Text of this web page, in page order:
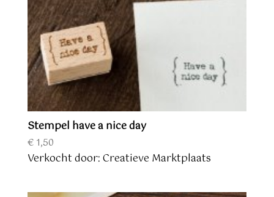
Stempel have a nice day
€1,50
Verkocht door: Creatieve Marktplaats